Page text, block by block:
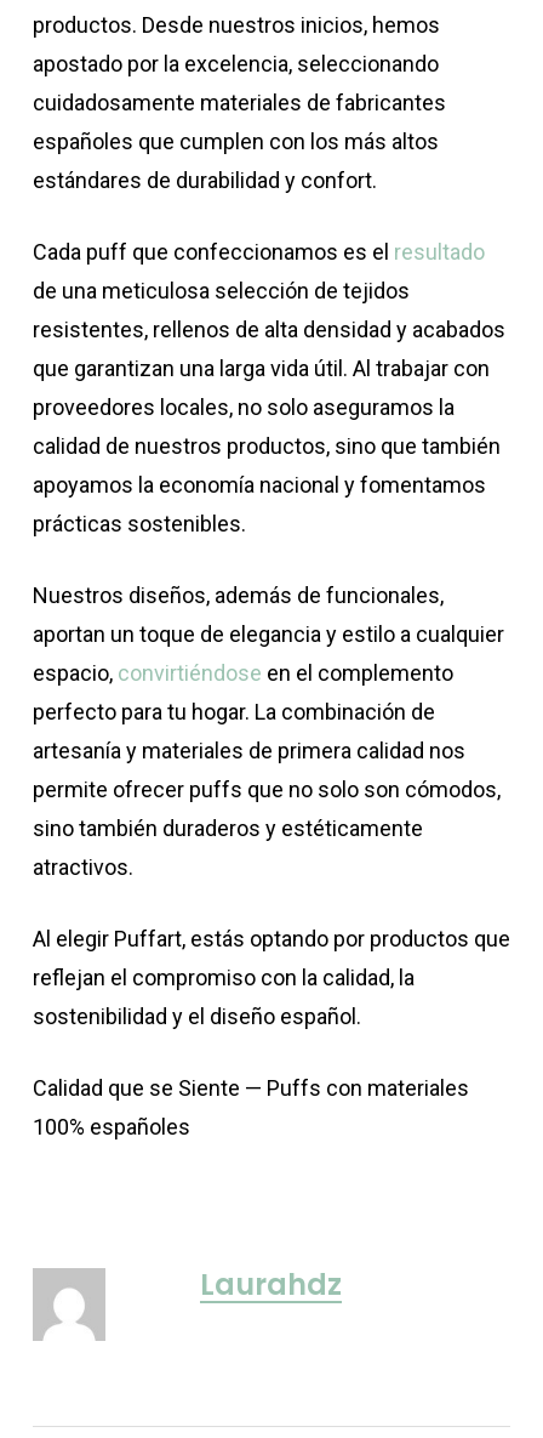
productos. Desde nuestros inicios, hemos
apostado por la excelencia, seleccionando
cuidadosamente materiales de fabricantes
españoles que cumplen con los más altos
estándares de durabilidad y confort.
Cada puff que confeccionamos es el resultado
de una meticulosa selección de tejidos
resistentes, rellenos de alta densidad y acabados
que garantizan una larga vida útil. Al trabajar con
proveedores locales, no solo aseguramos la
calidad de nuestros productos, sino que también
apoyamos la economía nacional y fomentamos
prácticas sostenibles.
Nuestros diseños, además de funcionales,
aportan un toque de elegancia y estilo a cualquier
espacio, convirtiéndose en el complemento
perfecto para tu hogar. La combinación de
artesanía y materiales de primera calidad nos
permite ofrecer puffs que no solo son cómodos,
sino también duraderos y estéticamente
atractivos.
Al elegir Puffart, estás optando por productos que
reflejan el compromiso con la calidad, la
sostenibilidad y el diseño español.​
Calidad que se Siente — Puffs con materiales
100% españoles
Laurahdz